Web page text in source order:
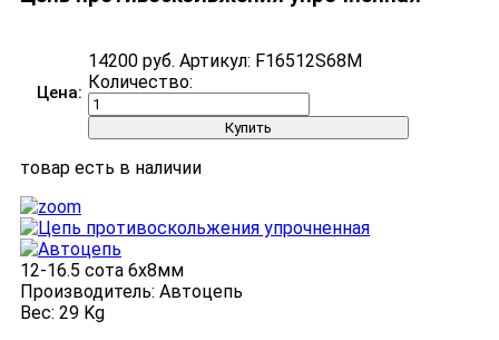
Цена:
14200 руб. Артикул: F16512S68M
Количество:
товар есть в наличии
12-16.5 сота 6x8мм
Производитель: Автоцепь
Вес: 29 Kg